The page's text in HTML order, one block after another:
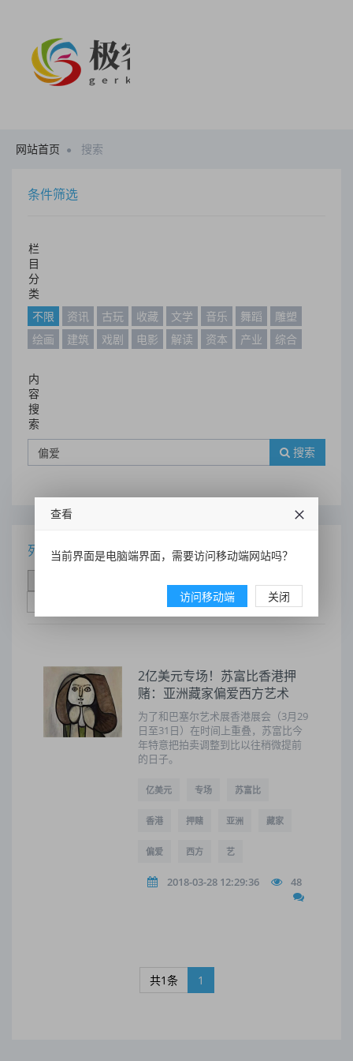
网站首页 搜索
条件筛选
栏
目
分
类
不限
资讯 古玩 收藏 文学 音乐 舞蹈
雕塑
绘画
建筑 戏剧 电影 解读 资本 产业 综合
内
容
搜
索
搜索
列表
2亿美元专场！苏富比香港押
赌：亚洲藏家偏爱西方艺术
为了和巴塞尔艺术展香港展会（3月29
日至31日）在时间上重叠，苏富比今
年特意把拍卖调整到比以往稍微提前
的日子。
亿美元 专场 苏富比
香港 押赌 亚洲 藏家
偏爱 西方 艺
2018-03-28 12:29:36 48
共1条 1
查看
当前界面是电脑端界面，需要访问移动端网站吗？
访问移动端 关闭